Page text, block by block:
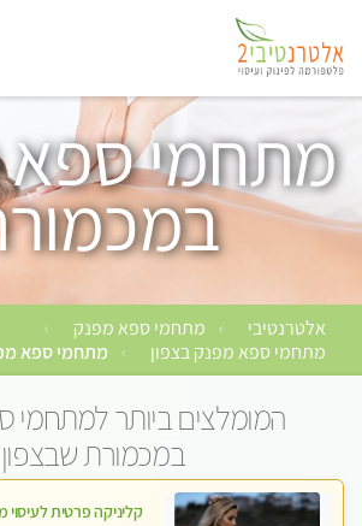
מתחמי
אלטרנטיבי › מתחמי ספא מפנק ›
מתחמי ספא מפנק בצפון › מתחמי ספא
המומלצים ביותר למתחמי
במכמורת שבצפון